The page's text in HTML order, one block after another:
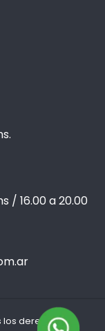
/ 16.00 a 20.00
los derechos